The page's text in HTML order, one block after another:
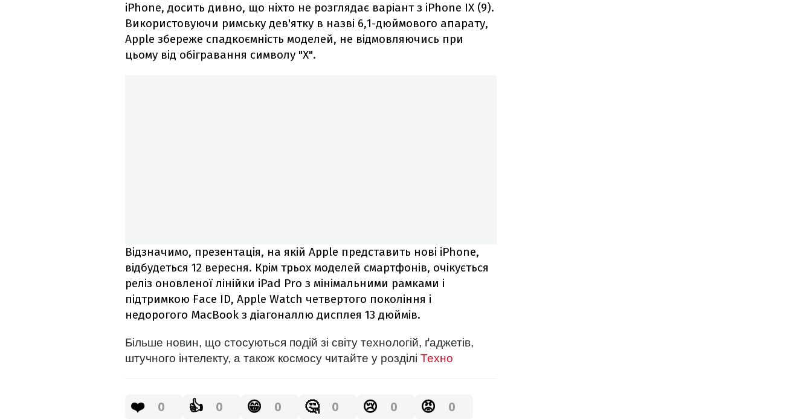
iPhone, досить дивно, що ніхто не розглядає варіант з iPhone IX (9).
Використовуючи римську дев'ятку в назві 6,1-дюймового апарату,
Apple збереже спадкоємність моделей, не відмовляючись при
цьому від обігравання символу "X".
Відзначимо, презентація, на якій Apple представить нові iPhone,
відбудеться 12 вересня. Крім трьох моделей смартфонів, очікується
реліз оновленої лінійки iPad Pro з мінімальними рамками і
підтримкою Face ID, Apple Watch четвертого покоління і
недорогого MacBook з діагоналлю дисплея 13 дюймів.
Більше новин, що стосуються подій зі світу технологій, ґаджетів,
штучного інтелекту, а також космосу читайте у розділі Техно
❤️ 0 👍 0 😁 0 🤔 0 😢 0 😡 0